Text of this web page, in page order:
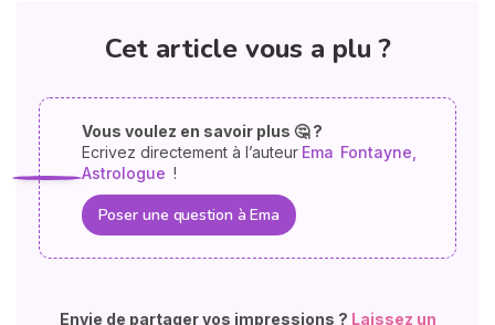
Cet article vous a plu ?
Vous voulez en savoir plus 🤔 ?
Ecrivez directement à l’auteur Ema Fontayne,
Astrologue !
Poser une question à Ema
Envie de partager vos impressions ? Laissez un